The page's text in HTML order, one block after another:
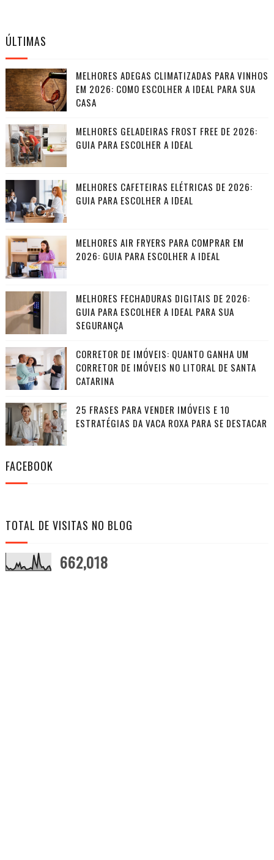
ÚLTIMAS
MELHORES ADEGAS CLIMATIZADAS PARA VINHOS
EM 2026: COMO ESCOLHER A IDEAL PARA SUA
CASA
MELHORES GELADEIRAS FROST FREE DE 2026:
GUIA PARA ESCOLHER A IDEAL
MELHORES CAFETEIRAS ELÉTRICAS DE 2026:
GUIA PARA ESCOLHER A IDEAL
MELHORES AIR FRYERS PARA COMPRAR EM
2026: GUIA PARA ESCOLHER A IDEAL
MELHORES FECHADURAS DIGITAIS DE 2026:
GUIA PARA ESCOLHER A IDEAL PARA SUA
SEGURANÇA
CORRETOR DE IMÓVEIS: QUANTO GANHA UM
CORRETOR DE IMÓVEIS NO LITORAL DE SANTA
CATARINA
25 FRASES PARA VENDER IMÓVEIS E 10
ESTRATÉGIAS DA VACA ROXA PARA SE DESTACAR
FACEBOOK
TOTAL DE VISITAS NO BLOG
662,018